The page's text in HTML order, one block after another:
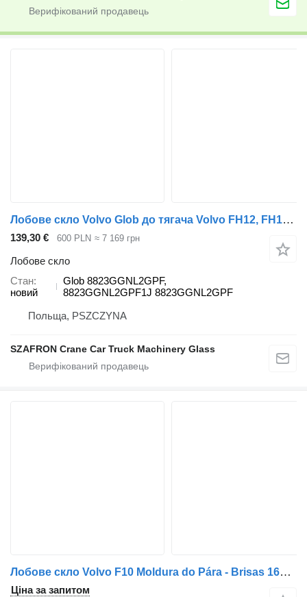
Лобове скло Volvo Glob до тягача Volvo FH12, FH13, FM
139,30 € 600 PLN ≈ 7 169 грн
Лобове скло
Стан
новий
Glob 8823GGNL2GPF,
8823GGNL2GPF1J 8823GGNL2GPF
Польща, PSZCZYNA
SZAFRON Crane Car Truck Machinery Glass
Лобове скло Volvo F10 Moldura do Pára - Brisas 1697976 до вантажівки Volvo F10
Ціна за запитом